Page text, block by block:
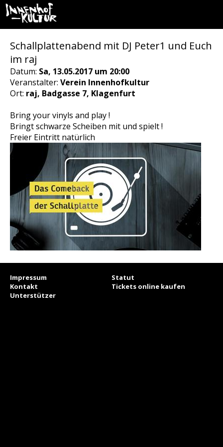
Schallplattenabend mit DJ Peter1 und Euch
im raj
Datum: Sa, 13.05.2017 um 20:00
Veranstalter: Verein Innenhofkultur
Ort: raj, Badgasse 7, Klagenfurt
Bring your vinyls and play !
Bringt schwarze Scheiben mit und spielt !
Freier Eintritt natürlich
Impressum
Statut
Kontakt
Tickets online kaufen
Unterstützer